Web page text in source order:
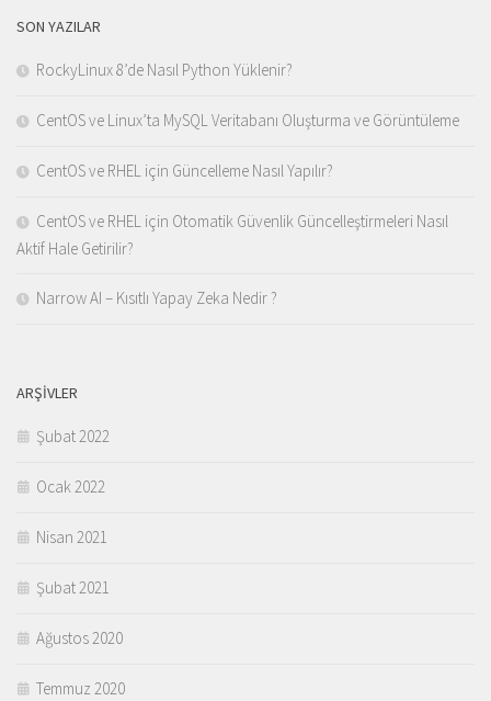
SON YAZILAR
RockyLinux 8’de Nasıl Python Yüklenir?
CentOS ve Linux’ta MySQL Veritabanı Oluşturma ve Görüntüleme
CentOS ve RHEL için Güncelleme Nasıl Yapılır?
CentOS ve RHEL için Otomatik Güvenlik Güncelleştirmeleri Nasıl
Aktif Hale Getirilir?
Narrow AI – Kısıtlı Yapay Zeka Nedir ?
ARŞIVLER
Şubat 2022
Ocak 2022
Nisan 2021
Şubat 2021
Ağustos 2020
Temmuz 2020